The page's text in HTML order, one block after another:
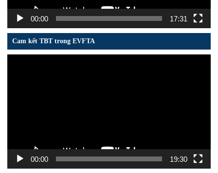
00:00 17:31
Cam kết TBT trong EVFTA
00:00 19:30